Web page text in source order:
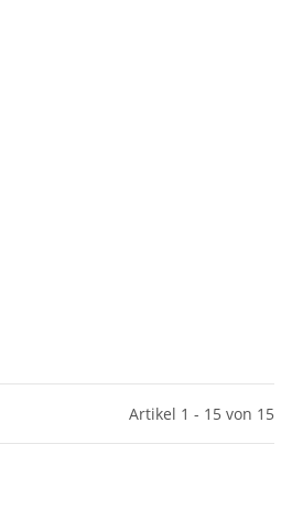
Artikel 1 - 15 von 15